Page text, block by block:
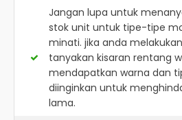
Jangan lupa untuk
stok unit untuk tipe-tipe
minati. jika anda
tanyakan kisaran rentang
mendapatkan warna dan
diinginkan untuk
lama.